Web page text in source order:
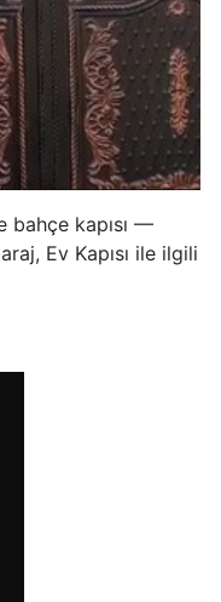
bahçe kapısı —
Ev Kapısı ile ilgili